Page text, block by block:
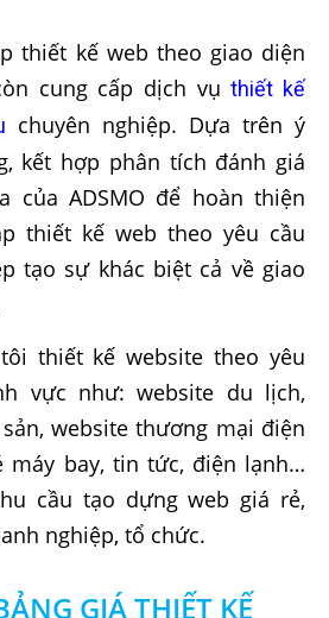
thiết kế web theo giao diện
cung cấp dịch vụthiết kế
chuyên nghiệp. Dựa trên ý
kết hợp phân tích đánh giá
của ADSMO để hoàn thiện
thiết kế web theo yêu cầu
tạo sự khác biệt cả về giao
thiết kế website theo yêu
vực như: website du lịch,
website thương mại điện
máy bay, tin tức, điện lạnh…
cầu tạo dựng web giá rẻ,
nghiệp, tổ chức.
GIÁ THIẾT KẾ